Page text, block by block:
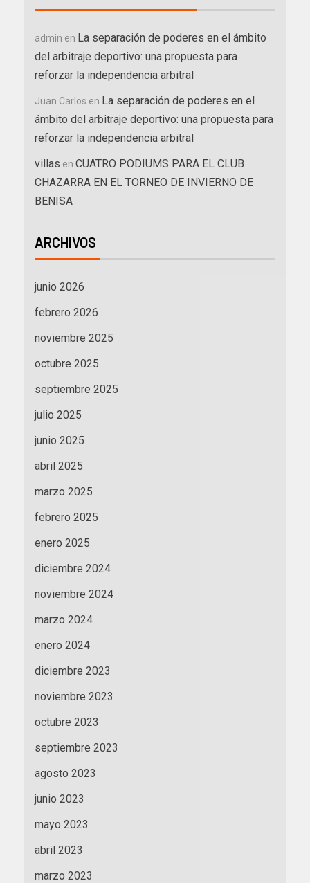
admin en La separación de poderes en el ámbito
del arbitraje deportivo: una propuesta para
reforzar la independencia arbitral
Juan Carlos en La separación de poderes en el
ámbito del arbitraje deportivo: una propuesta para
reforzar la independencia arbitral
villas en CUATRO PODIUMS PARA EL CLUB
CHAZARRA EN EL TORNEO DE INVIERNO DE
BENISA
ARCHIVOS
junio 2026
febrero 2026
noviembre 2025
octubre 2025
septiembre 2025
julio 2025
junio 2025
abril 2025
marzo 2025
febrero 2025
enero 2025
diciembre 2024
noviembre 2024
marzo 2024
enero 2024
diciembre 2023
noviembre 2023
octubre 2023
septiembre 2023
agosto 2023
junio 2023
mayo 2023
abril 2023
marzo 2023